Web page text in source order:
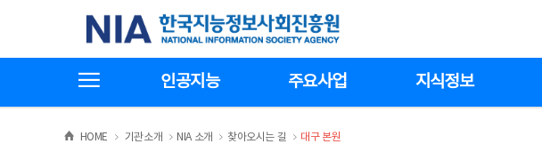
기
한국지능정보사회진흥원
인공지능 주요사업 지식정보
HOME >
기관소개 >NIA 소개 >
찾아오시는 길 >
대구 본원